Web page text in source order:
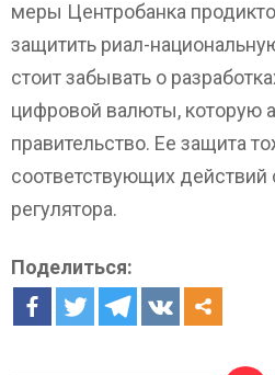
меры Центробанка
защитить риал-
стоит забывать о
цифровой валюты, которую
правительство. Ее защита
соответствующих действий
регулятора.
Поделиться: